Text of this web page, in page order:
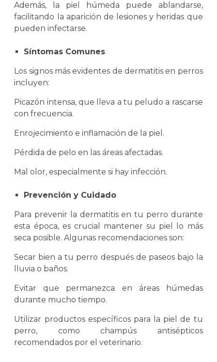
Además, la piel húmeda puede ablandarse,
facilitando la aparición de lesiones y heridas que
pueden infectarse.
Síntomas Comunes
Los signos más evidentes de dermatitis en perros
incluyen:
Picazón intensa, que lleva a tu peludo a rascarse
con frecuencia.
Enrojecimiento e inflamación de la piel.
Pérdida de pelo en las áreas afectadas.
Mal olor, especialmente si hay infección.
Prevención y Cuidado
Para prevenir la dermatitis en tu perro durante
esta época, es crucial mantener su piel lo más
seca posible. Algunas recomendaciones son:
Secar bien a tu perro después de paseos bajo la
lluvia o baños.
Evitar que permanezca en áreas húmedas
durante mucho tiempo.
Utilizar productos específicos para la piel de tu
perro, como champús antisépticos
recomendados por el veterinario.